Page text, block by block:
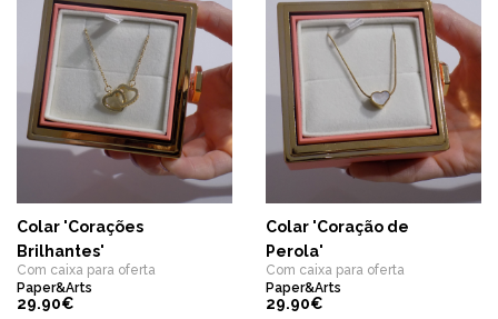
Colar 'Corações
Brilhantes'
Com caixa para oferta
Paper&Arts
29.90€
Colar 'Coração de
Perola'
Com caixa para oferta
Paper&Arts
29.90€